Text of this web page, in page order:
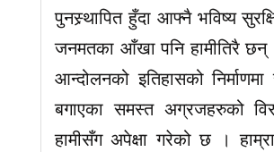
पुनस्र्थापित हुँदा आफ्नै भविष्य
जनमतका आँखा पनि हामीतिरै छन्
आन्दोलनको इतिहासको
बगाएका समस्त अग्रजहरुको
हामीसँग अपेक्षा गरेको छ ।